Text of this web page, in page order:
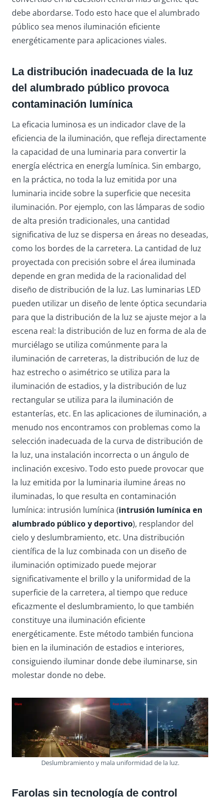
debe abordarse. Todo esto hace que el alumbrado
público sea menos iluminación eficiente
energéticamente para aplicaciones viales.
La distribución inadecuada de la luz
del alumbrado público provoca
contaminación lumínica
La eficacia luminosa es un indicador clave de la
eficiencia de la iluminación, que refleja directamente
la capacidad de una luminaria para convertir la
energía eléctrica en energía lumínica. Sin embargo,
en la práctica, no toda la luz emitida por una
luminaria incide sobre la superficie que necesita
iluminación. Por ejemplo, con las lámparas de sodio
de alta presión tradicionales, una cantidad
significativa de luz se dispersa en áreas no deseadas,
como los bordes de la carretera. La cantidad de luz
proyectada con precisión sobre el área iluminada
depende en gran medida de la racionalidad del
diseño de distribución de la luz. Las luminarias LED
pueden utilizar un diseño de lente óptica secundaria
para que la distribución de la luz se ajuste mejor a la
escena real: la distribución de luz en forma de ala de
murciélago se utiliza comúnmente para la
iluminación de carreteras, la distribución de luz de
haz estrecho o asimétrico se utiliza para la
iluminación de estadios, y la distribución de luz
rectangular se utiliza para la iluminación de
estanterías, etc. En las aplicaciones de iluminación, a
menudo nos encontramos con problemas como la
selección inadecuada de la curva de distribución de
la luz, una instalación incorrecta o un ángulo de
inclinación excesivo. Todo esto puede provocar que
la luz emitida por la luminaria ilumine áreas no
iluminadas, lo que resulta en contaminación
lumínica: intrusión lumínica (intrusión lumínica en
alumbrado público y deportivo), resplandor del
cielo y deslumbramiento, etc. Una distribución
científica de la luz combinada con un diseño de
iluminación optimizado puede mejorar
significativamente el brillo y la uniformidad de la
superficie de la carretera, al tiempo que reduce
eficazmente el deslumbramiento, lo que también
constituye una iluminación eficiente
energéticamente. Este método también funciona
bien en la iluminación de estadios e interiores,
consiguiendo iluminar donde debe iluminarse, sin
molestar donde no debe.
Deslumbramiento y mala uniformidad de la luz.
Farolas sin tecnología de control